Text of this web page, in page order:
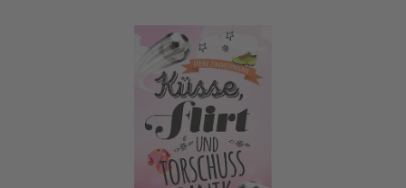
Küsse, Flirt & Torschusspanik